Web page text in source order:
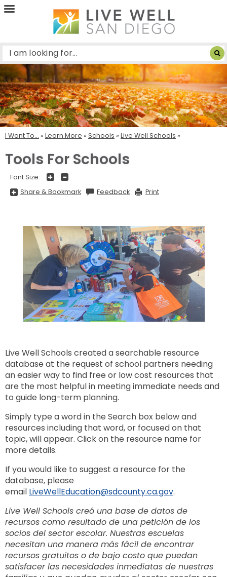
Live
San
Diego
I Want To... » Learn More » Schools » Live Well Schools
Tools For Schools
Font Size:
Share & BookmarkShare
&
to
show
all
options,
press
Tab
go
to
next
option
Feedback Print
Live Well Schools created a searchable resource
database at the request of school partners needing
an easier way to find free or low cost resources that
are the most helpful in meeting immediate needs and
to guide long-term planning.
Simply type a word in the Search box below and
resources including that word, or focused on that
topic, will appear. Click on the resource name for
more details.
If you would like to suggest a resource for the
database, please
email LiveWellEducation@sdcounty.ca.gov.
Live Well Schools creó una base de datos de
recursos como resultado de una petición de los
socios del sector escolar. Nuestras escuelas
necesitan una manera más fácil de encontrar
recursos gratuitos o de bajo costo que puedan
satisfacer las necesidades inmediatas de nuestras